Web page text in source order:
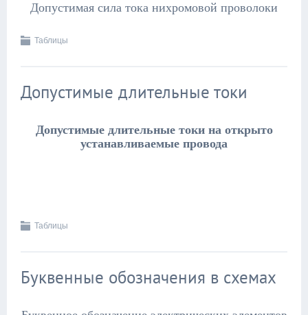
Допустимая сила тока нихромовой проволоки
Таблицы
Допустимые длительные токи
Допустимые длительные токи на открыто
устанавливаемые провода
Таблицы
Буквенные обозначения в схемах